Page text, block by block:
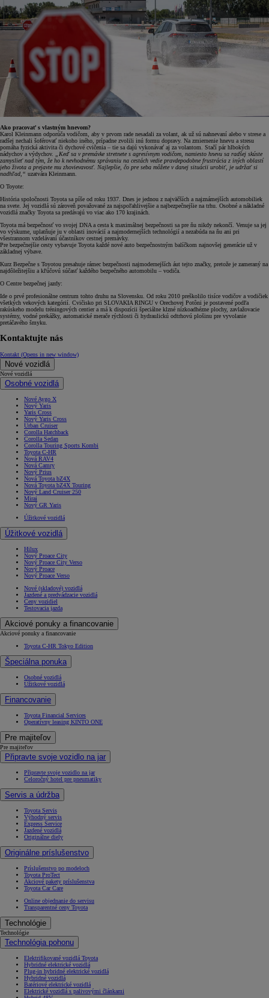
Ako pracovať s vlastným hnevom?
Karol Kleinmann odporúča vodičom, aby v prvom rade nesadali za volant, ak už sú nahnevaní alebo v strese a
radšej nechali šoférovať niekoho iného, prípadne zvolili inú formu dopravy. Na zmiernenie hnevu a stresu
pomáha fyzická aktivita či dychové cvičenia – tie sa dajú vykonávať aj za volantom. Stačí pár hlbokých
nádychov a výdychov.
„Keď sa v premávke stretnete s agresívnym vodičom, namiesto hnevu sa radšej skúste
zamyslieť nad tým, že ho k nevhodnému správaniu na cestách vedie pravdepodobne frustrácia z iných oblastí
jeho života a prejavte mu zhovievavosť. Najlepšie, čo pre seba môžete v danej situácii urobiť, je udržať si
nadhľad,“ uzatvára Kleinmann.
O Toyote:
História spoločnosti Toyota sa píše od roku 1937. Dnes je jednou z najväčších a najznámejších automobiliek
na svete. Jej vozidlá sú zároveň považované za najspoľahlivejšie a najbezpečnejšie na trhu. Osobné a nákladné
vozidlá značky Toyota sa predávajú vo viac ako 170 krajinách.
Toyota má bezpečnosť vo svojej DNA a cesta k maximálnej bezpečnosti sa pre ňu nikdy nekončí. Venuje sa jej
vo výskume, uplatňuje ju v oblasti inovácií a najmodernejších technológií a nezabúda na ňu ani pri
všestrannom vzdelávaní účastníkov cestnej premávky.
Pre bezpečnejšie cesty vybavuje Toyota každé nové auto bezpečnostným balíčkom najnovšej generácie už v
základnej výbave.
Kurz Bezpečne s Toyotou presahuje rámec bezpečnosti najmodernejších áut tejto značky, pretože je zameraný na
najdôležitejšiu a kľúčovú súčasť každého bezpečného automobilu – vodiča.
O Centre bezpečnej jazdy:
Ide o prvé profesionálne centrum tohto druhu na Slovensku. Od roku 2010 preškolilo tisíce vodičov a vodičiek
všetkých vekových kategórií. Cvičisko pri SLOVAKIA RINGU v Orechovej Potôni je postavené podľa
rakúskeho modelu tréningových centier a má k dispozícii špeciálne klzné nízkoadhézne plochy, zavlažovacie
systémy, vodné prekážky, automatické merače rýchlosti či hydraulickú odtrhovú plošinu pre vyvolanie
pretáčavého šmyku.
Kontaktujte nás
Kontakt (Opens in new window)
Nové vozidlá
Nové vozidlá
Osobné vozidlá
Nové Aygo X
Nový Yaris
Yaris Cross
Nový Yaris Cross
Urban Cruiser
Corolla Hatchback
Corolla Sedan
Corolla Touring Sports Kombi
Toyota C-HR
Nová RAV4
Nová Camry
Nový Prius
Nová Toyota bZ4X
Nová Toyota bZ4X Touring
Nový Land Cruiser 250
Mirai
Nový GR Yaris
Úžitkové vozidlá
Úžitkové vozidlá
Hilux
Nový Proace City
Nový Proace City Verso
Nový Proace
Nový Proace Verso
Nové (skladové) vozidlá
Jazdené a predvádzacie vozidlá
Ceny vozidiel
Testovacia jazda
Akciové ponuky a financovanie
Akciové ponuky a financovanie
Toyota C-HR Tokyo Edition
Špeciálna ponuka
Osobné vozidlá
Úžitkové vozidlá
Financovanie
Toyota Financial Services
Operatívny leasing KINTO ONE
Pre majiteľov
Pre majiteľov
Připravte svoje vozidlo na jar
Připravte svoje vozidlo na jar
Celoročný hotel pre pneumatiky
Servis a údržba
Toyota Servis
Výhodný servis
Express Service
Jazdené vozidlá
Originálne diely
Originálne príslušenstvo
Príslušenstvo po modeloch
Toyota ProTect
Akciové pakety príslušenstva
Toyota Car Care
Online objednanie do servisu
Transparentné ceny Toyota
Technológie
Technológie
Technológia pohonu
Elektrifikované vozidlá Toyota
Hybridné elektrické vozidlá
Plug-in hybridné elektrické vozidlá
Hybridné vozidlá
Batériové elektrické vozidlá
Elektrické vozidlá s palivovými článkami